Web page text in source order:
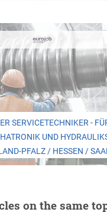
SERVICETECHNIKER -
UND
PFALZ / HESSEN /
on the same